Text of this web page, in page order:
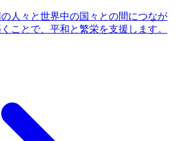
人々と世界中の国々との間につなが
ことで、平和と繁栄を支援します。